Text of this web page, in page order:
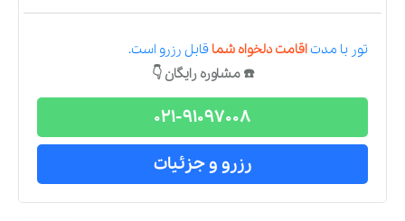
تور با مدتاقامت دلخواه شما قابل رزرو است.
☎️ مشاوره رایگان 👇
021-91097008
رزرو و جزئیات